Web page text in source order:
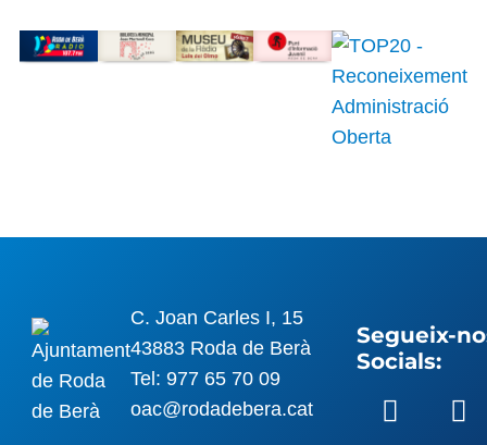
C. Joan Carles I, 15
43883 Roda de Berà
Tel: 977 65 70 09
oac@rodadebera.cat
Segueix-
Socials: